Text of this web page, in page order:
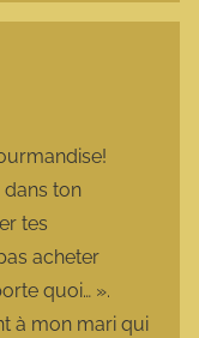
dans ton
tes
acheter
quoi… ».
à mon mari qui